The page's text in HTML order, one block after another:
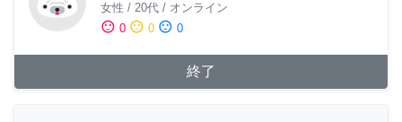
女性 / 20代 / オンライン
sentiment_satisfied 0 sentiment_neutral 0 sentiment_dissatisfied 0
終了